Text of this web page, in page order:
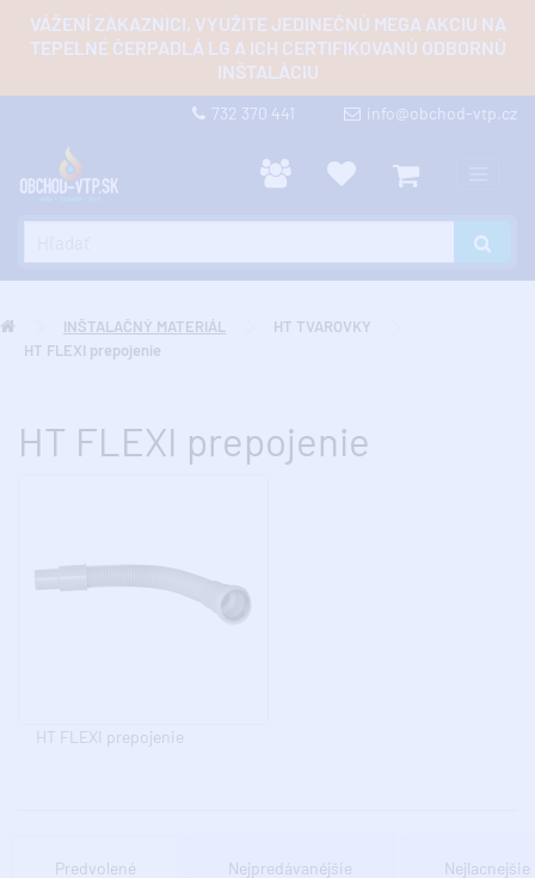
VÁŽENÍ ZÁKAZNÍCI, VYUŽITE JEDINEČNÚ MEGA AKCIU NA
TEPELNÉ ČERPADLÁ LG A ICH CERTIFIKOVANÚ ODBORNÚ
INŠTALÁCIU
732 370 441 info@obchod-vtp.cz
INŠTALAČNÝ MATERIÁL
HT TVAROVKY
HT FLEXI prepojenie
HT FLEXI prepojenie
HT FLEXI prepojenie
Predvolené Nejpredávanějšie Nejlacnejšie